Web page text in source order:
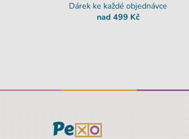
Dárek ke každé objednávce
nad 499 Kč